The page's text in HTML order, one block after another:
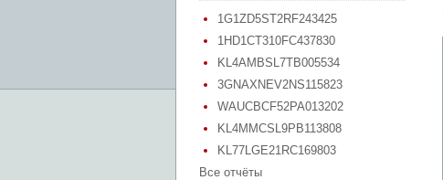
1G1ZD5ST2RF243425
1HD1CT310FC437830
KL4AMBSL7TB005534
3GNAXNEV2NS115823
WAUCBCF52PA013202
KL4MMCSL9PB113808
KL77LGE21RC169803
Все отчёты